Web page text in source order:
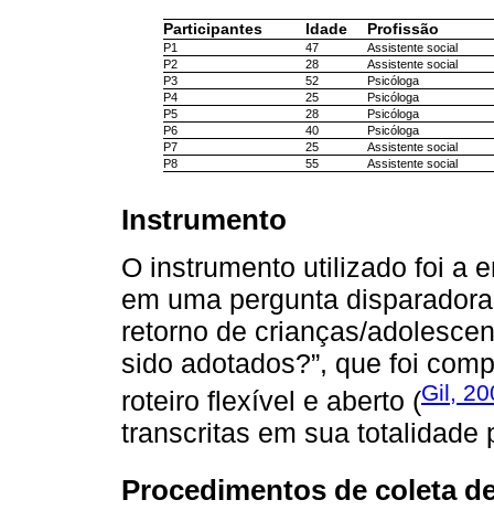
Participantes Idade Profissão
P1 47
Assistente social
P2
28
Assistente social
P3
52
Psicóloga
P4
25
Psicóloga
P5
28
Psicóloga
P6
40
Psicóloga
P7
25
Assistente social
P8
55 Assistente social
Instrumento
O instrumento utilizado foi a
em uma pergunta
retorno de crianças/
sido adotados?”, que foi
roteiro flexível e aberto (Gil,
transcritas em sua totalidade
Procedimentos de coleta